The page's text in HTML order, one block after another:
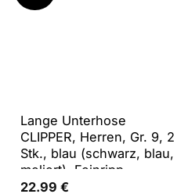
Lange Unterhose
CLIPPER, Herren, Gr. 9, 2
Stk., blau (schwarz, blau,
meliert), Feinripp,
Obermaterial: 100%
22.99 €